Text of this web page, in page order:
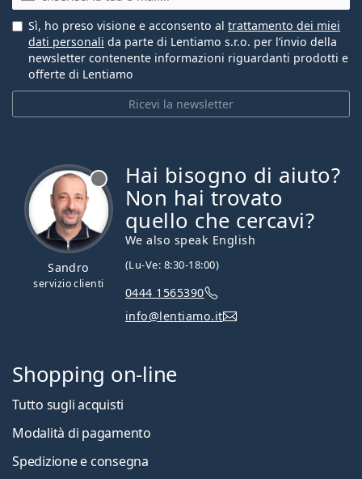
Ricevi la newsletter
Sì, ho preso visione e acconsento al trattamento dei miei
dati personali da parte di Lentiamo s.r.o. per l’invio della
newsletter contenente informazioni riguardanti prodotti e
offerte di Lentiamo
Sandro
servizio clienti
Hai bisogno di aiuto?
Non hai trovato
quello che cercavi?
We also speak English
(Lu-Ve: 8:30-18:00)
0444 1565390
info@lentiamo.it
Shopping on-line
Tutto sugli acquisti
Modalità di pagamento
Spedizione e consegna